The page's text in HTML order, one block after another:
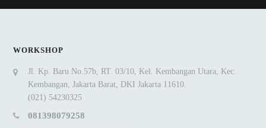
WORKSHOP
Jl. Kp. Baru No.57b, RT. 03/10, Kel. Kembangan Utara, Kec.
Kembangan, Jakarta Barat, DKI Jakarta 11610.
(021) 54230325
081398079258